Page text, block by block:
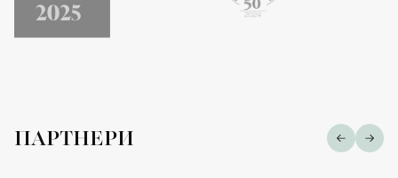
ПАРТНЕРИ